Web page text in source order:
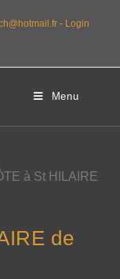
- Login
Menu
de